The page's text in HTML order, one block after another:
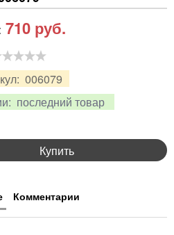
006079
последний товар
710 руб.
Купить
Комментарии